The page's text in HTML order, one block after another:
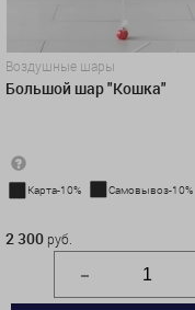
Воздушные шары
Большой шар "Кошка"
Карта-10% Самовывоз-10%
2 300 руб.